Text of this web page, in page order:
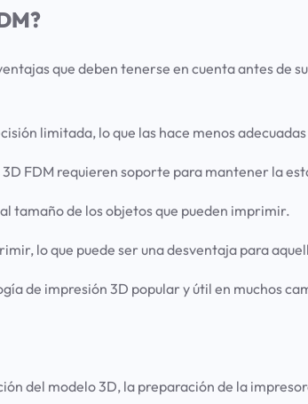
que deben tenerse en cuenta antes de
limitada, lo que las hace menos
FDM requieren soporte para mantener la
tamaño de los objetos que pueden imprimir.
lo que puede ser una desventaja para
de impresión 3D popular y útil en muchos
del modelo 3D, la preparación de la